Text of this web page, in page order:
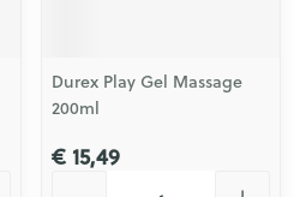
Durex Play Gel Massage
200ml
€ 15,49